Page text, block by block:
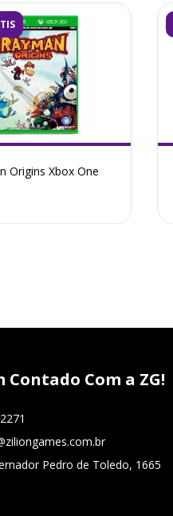
Origins Xbox One
Contado Com a ZG!
Pedro de Toledo, 1665